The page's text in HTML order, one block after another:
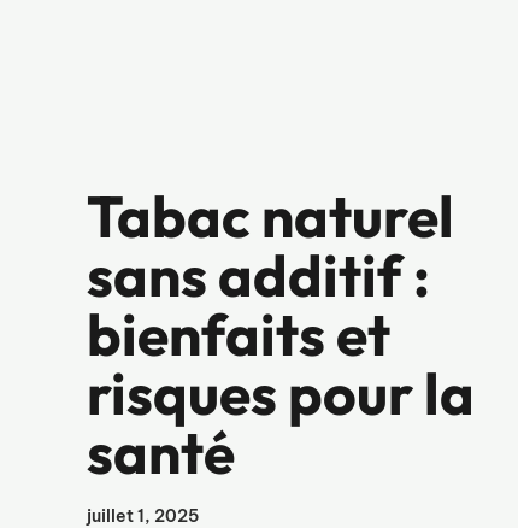
Tabac naturel
sans additif :
bienfaits et
risques pour la
santé
juillet 1, 2025